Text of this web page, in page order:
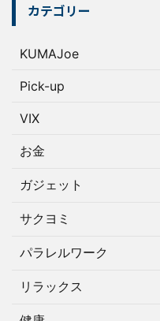
カテゴリー
KUMAJoe
Pick-up
VIX
お金
ガジェット
サクヨミ
パラレルワーク
リラックス